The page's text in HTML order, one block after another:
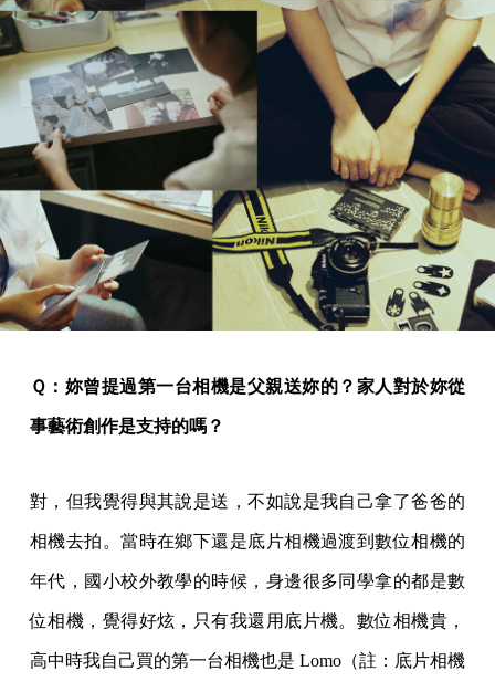
Ｑ：妳曾提過第一台相機是父親送妳的？家人對於妳從
事藝術創作是支持的嗎？
對，但我覺得與其說是送，不如說是我自己拿了爸爸的
相機去拍。當時在鄉下還是底片相機過渡到數位相機的
年代，國小校外教學的時候，身邊很多同學拿的都是數
位相機，覺得好炫，只有我還用底片機。數位相機貴，
高中時我自己買的第一台相機也是 Lomo（註：底片相機